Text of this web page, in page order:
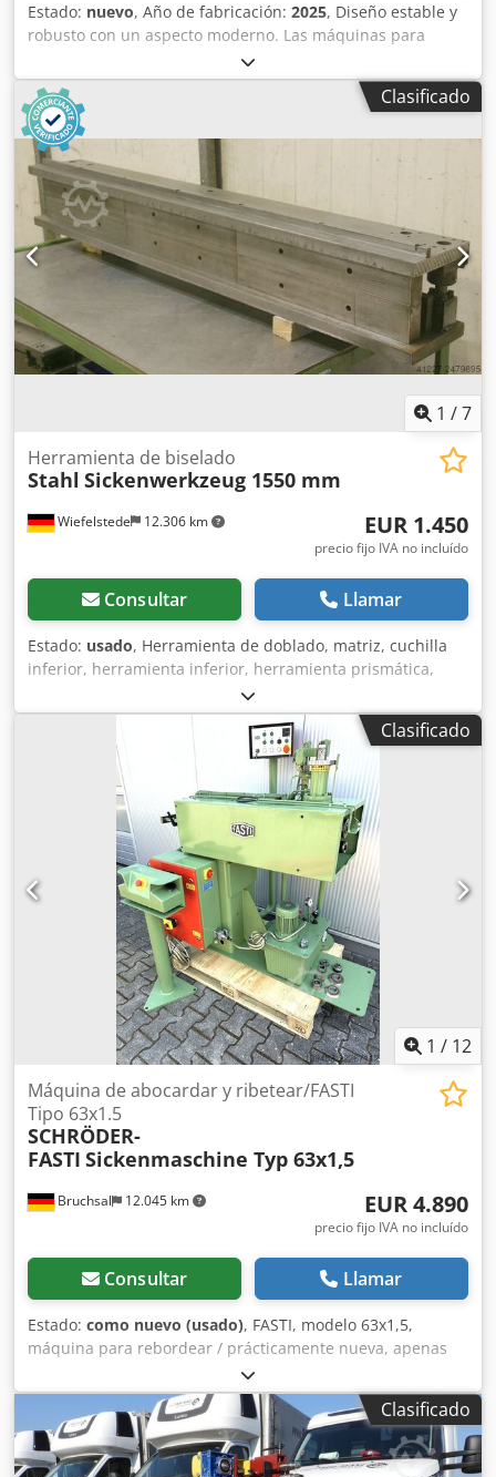
Estado: nuevo, Año de fabricación: 2025, Diseño estable y
robusto con un aspecto moderno. Las máquinas para
rebordear de Prod-Masz son ideales para la fabricación de
diversos tipos de rebordes. Incluyen 4 pares de rodillos
para rebordear y engarzar. Para el almacenamiento
preciso de los ejes. El grosor de la chapa a rebordear es de
1,2 mm. Posibilidad de regular el tope. Diseño estable y
robusto con un aspecto moderno. Se puede personalizar la
forma de los rodillos al precio de la máquina (bajo pedido).
Dwodsbn Ek Nopfx Am Tea Posibilidad de ensamblar un
motorreductor (con un coste adicional). ¡Esperamos tener
noticias suyas! Emitimos facturas con un IVA del 0 %
(entrega intracomunitaria) y del 19 %.
Clasificado
1 /7
Wiefelstede 12.306 km
Herramienta de biselado
Stahl Sickenwerkzeug 1550 mm
EUR 1.450
precio fijo IVA no incluído
Consultar Llamar
Estado: usado, Herramienta de doblado, matriz, cuchilla
inferior, herramienta inferior, herramienta prismática,
herramienta para realizar dobleces. -Herramienta: para
plegadora -Ancho del prisma: 16 mm -Herramienta:
dividida -Herramienta: con guía -Dimensiones intermedias
de la herramienta: 1430 mm -Dimensiones de transporte:
1550/200/A235 mm Dwedpfx Amjcnz E Dj Tea -Peso: 250 kg
Clasificado
1 / 12
Bruchsal 12.045 km
Máquina de abocardar y ribetear/FASTI
Tipo 63x1.5
SCHRÖDER-
FASTI Sickenmaschine Typ 63x1,5
EUR 4.890
precio fijo IVA no incluído
Consultar Llamar
Estado: como nuevo (usado), FASTI, modelo 63x1,5,
máquina para rebordear / prácticamente nueva, apenas
utilizada. Dodpfx Aozivikom Tjwa -Marcado CE -Rodillo
superior para rebordear, ajustable hidráulicamente -Panel
de control -Varias herramientas para rebordear -Unidad
hidráulica -Documentación Dimensiones: largo x ancho x
alto / peso: 1200 kg Salvo errores u omisiones.
Clasificado